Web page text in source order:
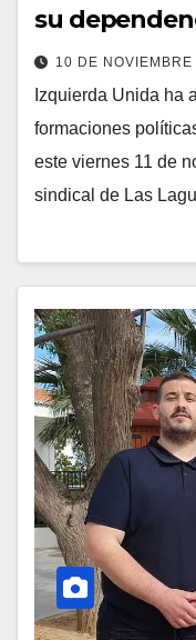
su
10 DE
Izquierda Unida ha
formaciones
este viernes 11 de
sindical de Las